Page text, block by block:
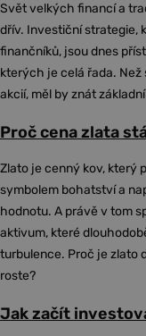
Svět velkých financí a
dřív. Investiční strategie,
finančníků, jsou dnes
kterých je celá řada.
akcií, měl by znát
Proč cena zlata
Zlato je cenný kov, který
symbolem bohatství a
hodnotu. A právě v tom
aktivum, které
turbulence. Proč je zlato
roste?
Jak začít